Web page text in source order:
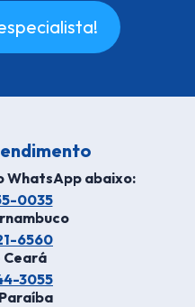
WhatsApp abaixo:
0035
6560
Ceará
3055